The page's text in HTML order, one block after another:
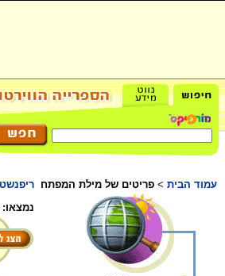
עמוד הבית > פריטים של מילת המפתח
נמצאו: